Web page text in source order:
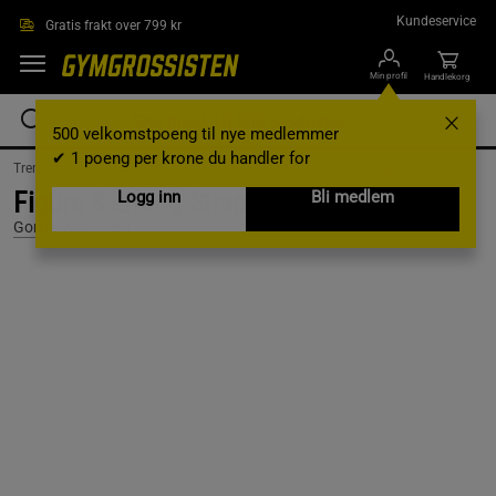
Gratis frakt over 799 kr Kundeservice
Min profil
500 velkomstpoeng til nye medlemmer
✔ 1 poeng per krone du handler for
Logg inn
Bli medlem
Handlekorg
Treningsutstyr & tilbehør /Treningsutstyr / Lifting straps og grep
Figure 8 Lifting Straps, Black, S/M
Gorilla Wear Gear